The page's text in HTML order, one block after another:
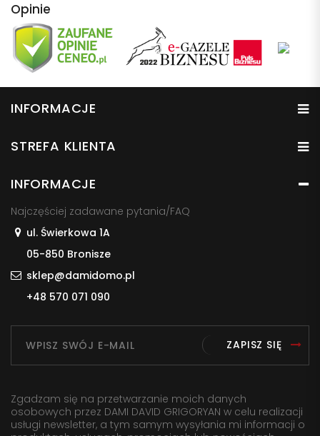
Opinie
INFORMACJE
STREFA KLIENTA
INFORMACJE
Najczęściej zadawane pytania/FAQ
ul. Świerkowa 1A
05-850 Bronisze
sklep@damidomo.pl
+48 570 071 090
ZAPISZ SIĘ
Zgadzam się na przetwarzanie moich danych
osobowych przez DAMI DAVID GRIGORYAN w celu realizacji
usługi newsletter, a tym samym wysyłania mi informacji o